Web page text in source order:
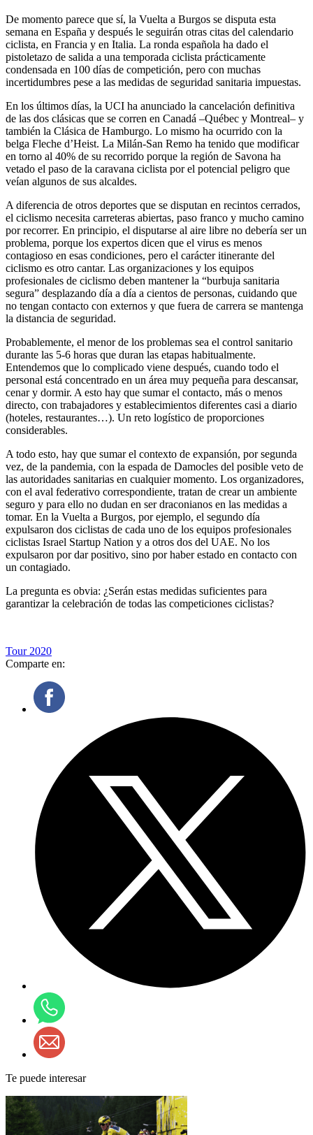
De momento parece que sí, la Vuelta a Burgos se disputa esta
semana en España y después le seguirán otras citas del calendario
ciclista, en Francia y en Italia. La ronda española ha dado el
pistoletazo de salida a una temporada ciclista prácticamente
condensada en 100 días de competición, pero con muchas
incertidumbres pese a las medidas de seguridad sanitaria impuestas.
En los últimos días, la UCI ha anunciado la cancelación definitiva
de las dos clásicas que se corren en Canadá –Québec y Montreal– y
también la Clásica de Hamburgo. Lo mismo ha ocurrido con la
belga Fleche d’Heist. La Milán-San Remo ha tenido que modificar
en torno al 40% de su recorrido porque la región de Savona ha
vetado el paso de la caravana ciclista por el potencial peligro que
veían algunos de sus alcaldes.
A diferencia de otros deportes que se disputan en recintos cerrados,
el ciclismo necesita carreteras abiertas, paso franco y mucho camino
por recorrer. En principio, el disputarse al aire libre no debería ser un
problema, porque los expertos dicen que el virus es menos
contagioso en esas condiciones, pero el carácter itinerante del
ciclismo es otro cantar. Las organizaciones y los equipos
profesionales de ciclismo deben mantener la “burbuja sanitaria
segura” desplazando día a día a cientos de personas, cuidando que
no tengan contacto con externos y que fuera de carrera se mantenga
la distancia de seguridad.
Probablemente, el menor de los problemas sea el control sanitario
durante las 5-6 horas que duran las etapas habitualmente.
Entendemos que lo complicado viene después, cuando todo el
personal está concentrado en un área muy pequeña para descansar,
cenar y dormir. A esto hay que sumar el contacto, más o menos
directo, con trabajadores y establecimientos diferentes casi a diario
(hoteles, restaurantes…). Un reto logístico de proporciones
considerables.
A todo esto, hay que sumar el contexto de expansión, por segunda
vez, de la pandemia, con la espada de Damocles del posible veto de
las autoridades sanitarias en cualquier momento. Los organizadores,
con el aval federativo correspondiente, tratan de crear un ambiente
seguro y para ello no dudan en ser draconianos en las medidas a
tomar. En la Vuelta a Burgos, por ejemplo, el segundo día
expulsaron dos ciclistas de cada uno de los equipos profesionales
ciclistas Israel Startup Nation y a otros dos del UAE. No los
expulsaron por dar positivo, sino por haber estado en contacto con
un contagiado.
La pregunta es obvia: ¿Serán estas medidas suficientes para
garantizar la celebración de todas las competiciones ciclistas?
Tour 2020
Comparte en:
Te puede interesar